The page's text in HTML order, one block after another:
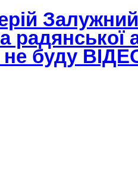
радянської
не буду